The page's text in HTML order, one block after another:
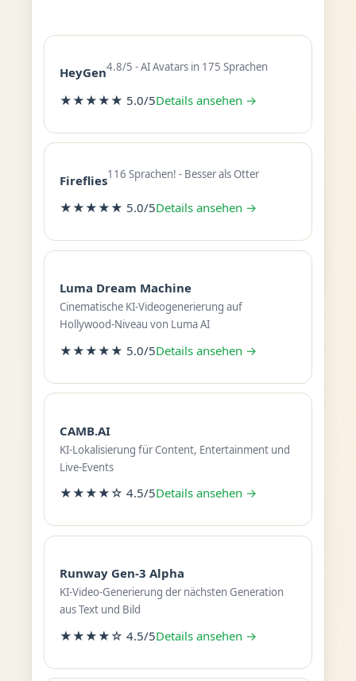
HeyGen4.8/5 - AI Avatars in 175 Sprachen
★★★★★ 5.0/5Details ansehen →
Fireflies116 Sprachen! - Besser als Otter
★★★★★ 5.0/5Details ansehen →
Luma Dream Machine
Cinematische KI-Videogenerierung auf
Hollywood-Niveau von Luma AI
★★★★★ 5.0/5Details ansehen →
CAMB.AI
KI-Lokalisierung für Content, Entertainment und
Live-Events
★★★★☆ 4.5/5Details ansehen →
Runway Gen-3 Alpha
KI-Video-Generierung der nächsten Generation
aus Text und Bild
★★★★☆ 4.5/5Details ansehen →